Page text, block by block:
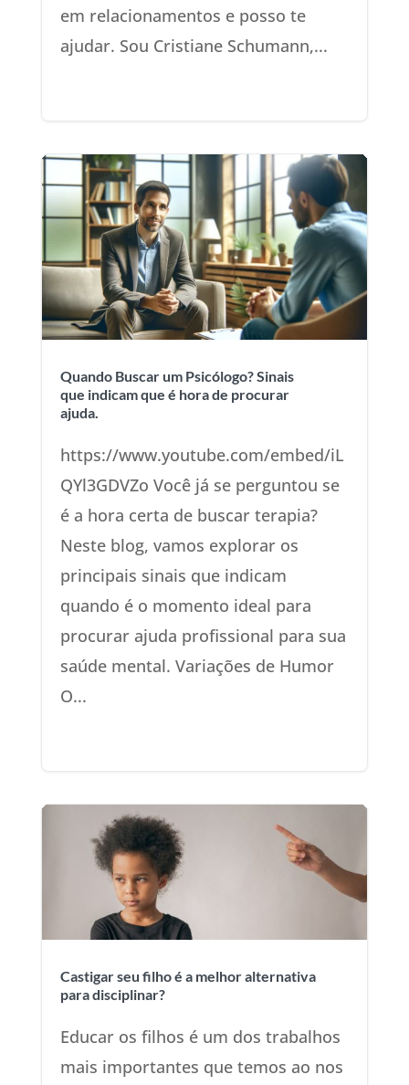
em relacionamentos e posso te
ajudar. Sou Cristiane Schumann,...
Quando Buscar um Psicólogo? Sinais
que indicam que é hora de procurar
ajuda.
https://www.youtube.com/embed/iL
QYl3GDVZo Você já se perguntou se
é a hora certa de buscar terapia?
Neste blog, vamos explorar os
principais sinais que indicam
quando é o momento ideal para
procurar ajuda profissional para sua
saúde mental. Variações de Humor
O...
Castigar seu filho é a melhor alternativa
para disciplinar?
Educar os filhos é um dos trabalhos
mais importantes que temos ao nos